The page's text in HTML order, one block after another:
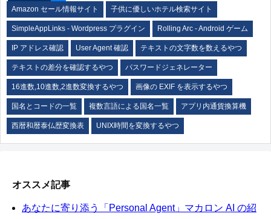
Amazon セール情報サイト 子供に優しいホテル検索サイト
SimpleAppLinks - Wordpress プラグイン Rolling Arc - Android ゲーム
IP アドレス確認 User Agent 確認 テキストの文字数を数えるやつ
テキストの差分を確認するやつ パスワードジェネレーター
16進数,10進数,2進数変換するやつ 画像の EXIF を表示するやつ
国名とコードの一覧 複数言語による国名一覧 アプリ内通貨換算機
西暦和暦泰仏歴変換表 UNIX時間を変換するやつ
オススメ記事
あなたに寄り添う「Personal Agent」マカロン AI の紹